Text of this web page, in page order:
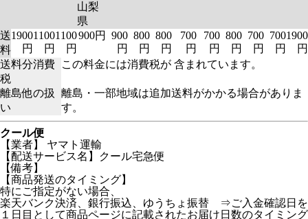
山梨
県
送
料
1900
円
1100
円
1100
円
900円
900
円
800
円
800
円
700
円
700
円
800
円
700
円
700
円
1900
円
送料分消費
税
この料金には消費税が 含まれています。
離島他の扱
い
離島・一部地域は追加送料がかかる場合がありま
す。
クール便
【業者】 ヤマト運輸
【配送サービス名】クール宅急便
【備考】
【商品発送のタイミング】
特にご指定がない場合、
楽天バンク決済、銀行振込、ゆうちょ振替 ⇒ご入金確認日を
１日目として商品ページに記載されたお届け日数のタイミング